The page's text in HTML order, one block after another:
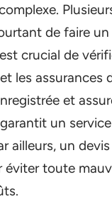
de faire un
crucial de
les assurances
et
un
ailleurs, un
éviter toute